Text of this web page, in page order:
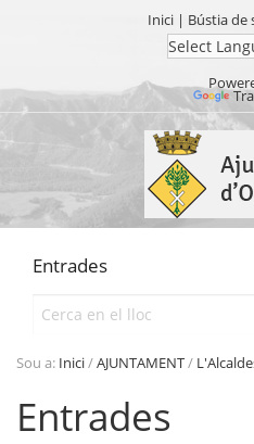
Inici | Bústia de
contingut.
Salta
Entrades
AJUNTAMENT
SEU ELECTRÒNICA
TRANSPARÈNCIA
Sou a: Inici/AJUNTAMENT/
Entrades